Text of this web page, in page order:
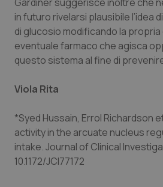
Psoriasi & pelle
Quotidiano Cardiologia
Quotidiano Pediatria
Rene & patologie
in futuro rivelarsi plausibile l’idea
di glucosio modificando la
eventuale farmaco che agisca
questo sistema al fine di
Viola Rita
*Syed Hussain, Errol Richardson
activity in the arcuate nucleus
intake.Journal of Clinical
10.1172/JCI77172